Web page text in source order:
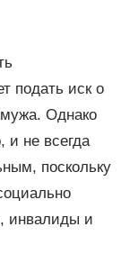
подать иск о
Однако
и не всегда
поскольку
инвалиды и